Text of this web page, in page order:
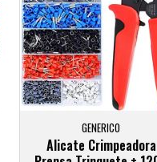
GENERICO
Alicate Crimpeadora